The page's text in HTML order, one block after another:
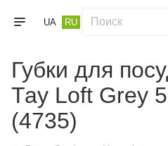
UA RU
Губки для
Тау Loft Grey
(4735)